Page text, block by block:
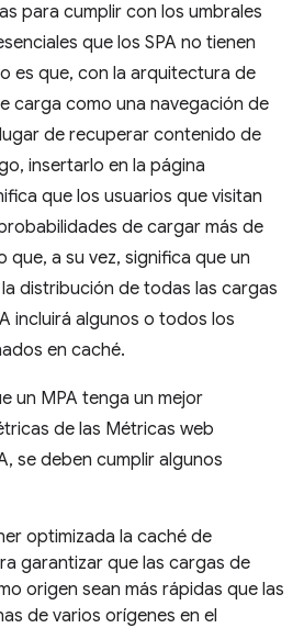
para cumplir con los umbrales
que los SPA no tienen
es que, con la arquitectura de
carga como una navegación de
de recuperar contenido de
insertarlo en la página
que los usuarios que visitan
de cargar más de
que, a su vez, significa que un
distribución de todas las cargas
incluirá algunos o todos los
en caché.
un MPA tenga un mejor
de las Métricas web
se deben cumplir algunos
optimizada la caché de
garantizar que las cargas de
origen sean más rápidas que las
de varios orígenes en el